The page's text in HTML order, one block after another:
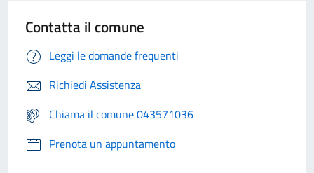
Contatta il comune
Leggi le domande frequenti
Richiedi Assistenza
Chiama il comune 043571036
Prenota un appuntamento